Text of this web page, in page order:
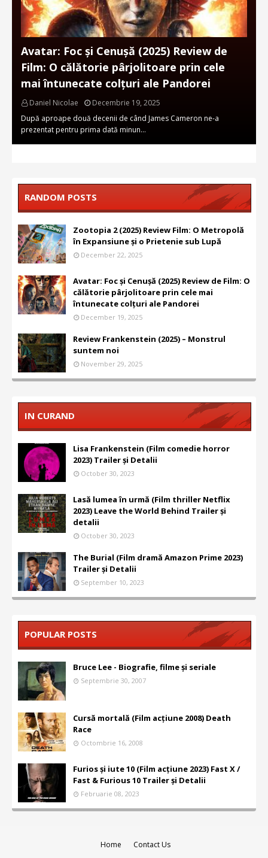
Avatar: Foc și Cenușă (2025) Review de
Film: O călătorie pârjolitoare prin cele
mai întunecate colțuri ale Pandorei
Daniel Nicolae
Decembrie 19, 2025
După aproape două decenii de când James Cameron ne-a
prezentat pentru prima dată minun…
RANDOM POSTS
Zootopia 2 (2025) Review Film: O Metropolă
în Expansiune și o Prietenie sub Lupă
December 22, 2025
Avatar: Foc și Cenușă (2025) Review de Film: O
călătorie pârjolitoare prin cele mai
întunecate colțuri ale Pandorei
December 19, 2025
Review Frankenstein (2025) – Monstrul
suntem noi
November 29, 2025
IN CURAND
Lisa Frankenstein (Film comedie horror
2023) Trailer și Detalii
October 30, 2023
Lasă lumea în urmă (Film thriller Netflix
2023) Leave the World Behind Trailer și
detalii
October 30, 2023
The Burial (Film dramă Amazon Prime 2023)
Trailer și Detalii
September 10, 2023
POPULAR POSTS
Bruce Lee - Biografie, filme și seriale
Septembrie 30, 2007
Cursă mortală (Film acțiune 2008) Death
Race
Octombrie 16, 2008
Furios și iute 10 (Film acțiune 2023) Fast X /
Fast & Furious 10 Trailer și Detalii
Februarie 08, 2023
Home Contact Us